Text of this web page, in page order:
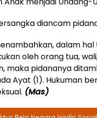
diancam
dalam
oleh orang tua,
maka pidananya
Ayat (1). Hukuman
(Mas)